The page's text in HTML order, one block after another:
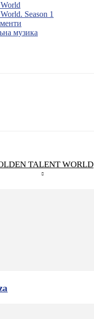
Season 1
музика
TALENT WORLD